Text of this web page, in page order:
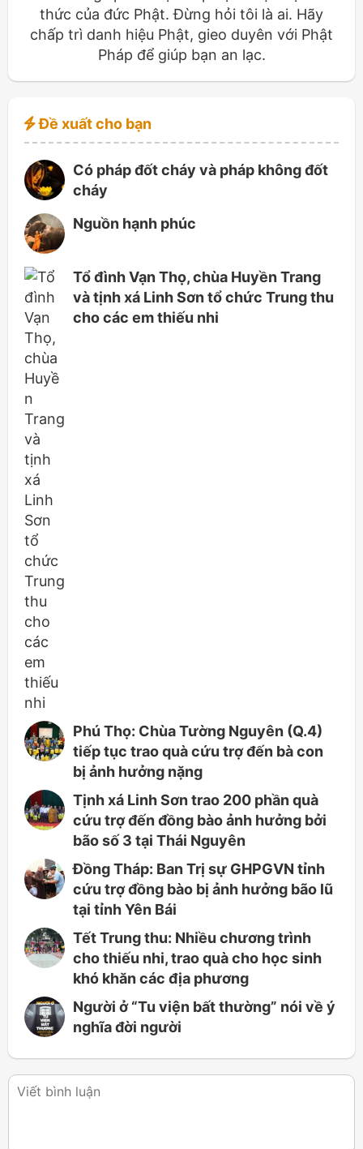
thức của đức Phật. Đừng hỏi tôi là ai. Hãy
chấp trì danh hiệu Phật, gieo duyên với Phật
Pháp để giúp bạn an lạc.
Đề xuất cho bạn
Có pháp đốt cháy và pháp không đốt
cháy
Nguồn hạnh phúc
Tổ đình Vạn Thọ, chùa Huyền Trang
và tịnh xá Linh Sơn tổ chức Trung thu
cho các em thiếu nhi
Phú Thọ: Chùa Tường Nguyên (Q.4)
tiếp tục trao quà cứu trợ đến bà con
bị ảnh hưởng nặng
Tịnh xá Linh Sơn trao 200 phần quà
cứu trợ đến đồng bào ảnh hưởng bởi
bão số 3 tại Thái Nguyên
Đồng Tháp: Ban Trị sự GHPGVN tỉnh
cứu trợ đồng bào bị ảnh hưởng bão lũ
tại tỉnh Yên Bái
Tết Trung thu: Nhiều chương trình
cho thiếu nhi, trao quà cho học sinh
khó khăn các địa phương
Người ở “Tu viện bất thường” nói về ý
nghĩa đời người